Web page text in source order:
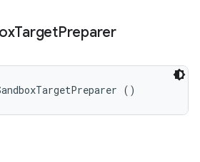
TargetPreparer
()